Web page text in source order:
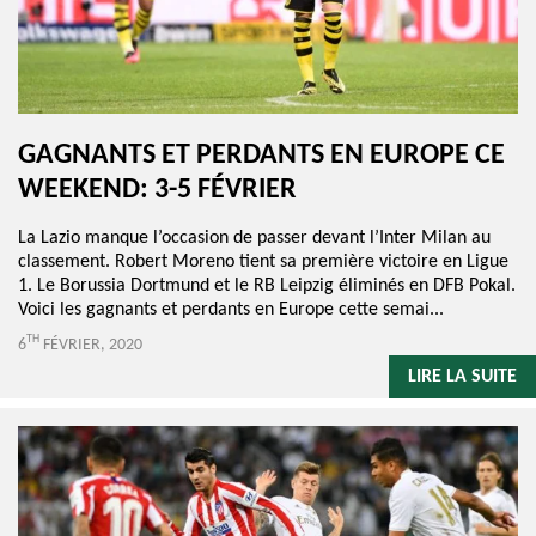
GAGNANTS ET PERDANTS EN EUROPE CE
WEEKEND: 3-5 FÉVRIER
La Lazio manque l’occasion de passer devant l’Inter Milan au
classement. Robert Moreno tient sa première victoire en Ligue
1. Le Borussia Dortmund et le RB Leipzig éliminés en DFB Pokal.
Voici les gagnants et perdants en Europe cette semai...
6TH FÉVRIER, 2020
LIRE LA SUITE